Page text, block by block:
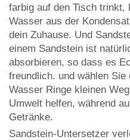
farbig auf den Tisch trinkt,
Wasser aus der
dein Zuhause. Und
einem Sandstein ist
absorbieren, so dass es
freundlich. und wählen
Wasser Ringe kleinen
Umwelt helfen, während
Getränke.
Sandstein-Untersetzer